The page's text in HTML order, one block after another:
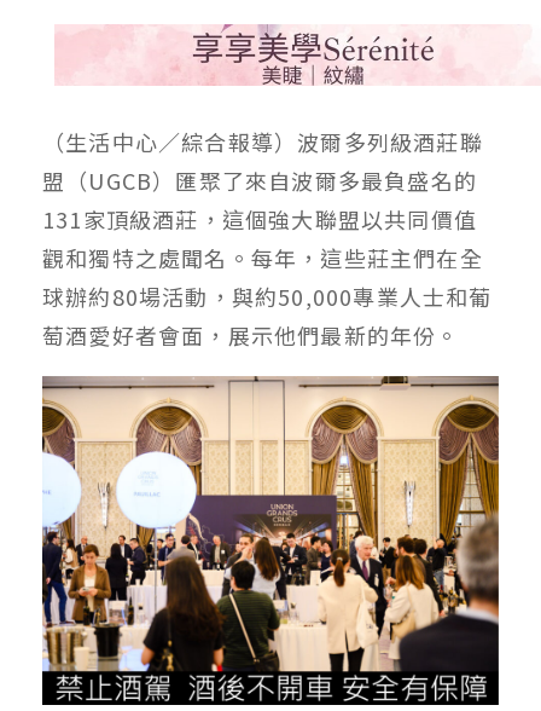
（生活中心／綜合報導）波爾多列級酒莊聯
盟（UGCB）匯聚了來自波爾多最負盛名的
131家頂級酒莊，這個強大聯盟以共同價值
觀和獨特之處聞名。每年，這些莊主們在全
球辦約80場活動，與約50,000專業人士和葡
萄酒愛好者會面，展示他們最新的年份。